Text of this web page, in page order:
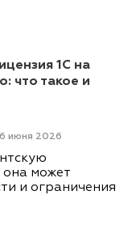
1С на
что такое и
июня 2026
она может
и ограничения